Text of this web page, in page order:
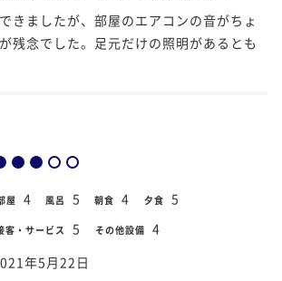
きましたが、部屋のエアコンの音がちょ
残念でした。足元だけの照明があるとも
屋 4 風呂 5 朝食 4 夕食 5
客・サービス 5 その他設備 4
年5月22日